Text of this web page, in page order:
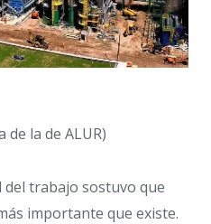
de la de ALUR)
trabajo sostuvo que
importante que existe.